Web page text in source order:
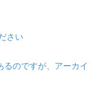
さい
のですが、アーカイ